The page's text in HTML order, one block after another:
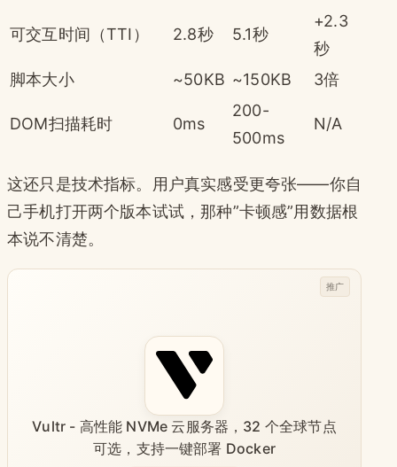
可交互时间（TTI） 2.8秒 5.1秒
+2.3
秒
脚本大小
~50KB ~150KB 3倍
DOM扫描耗时 0ms
200-
500ms
N/A
这还只是技术指标。用户真实感受更夸张——你自
己手机打开两个版本试试，那种”卡顿感”用数据根
本说不清楚。
Vultr - 高性能 NVMe 云服务器，32 个全球节点
可选，支持一键部署 Docker
推广